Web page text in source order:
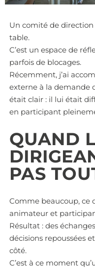
Un comité de
table.
C’est un espace de
parfois de blocages.
Récemment, j’ai
externe à la demande
était clair : il lui était
en participant
QUAND
PAS
Comme beaucoup, ce
animateur et
Résultat : des
décisions repoussées
côté.
C’est à ce moment